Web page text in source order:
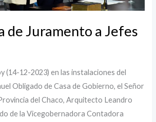
de Juramento a Jefes
(14-12-2023) en las instalaciones del
Obligado de Casa de Gobierno, el Señor
del Chaco, Arquitecto Leandro
de la Vicegobernadora Contadora